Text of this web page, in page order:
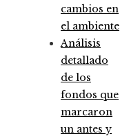
cambios en
el ambiente
Análisis
detallado
de los
fondos que
marcaron
un antes y